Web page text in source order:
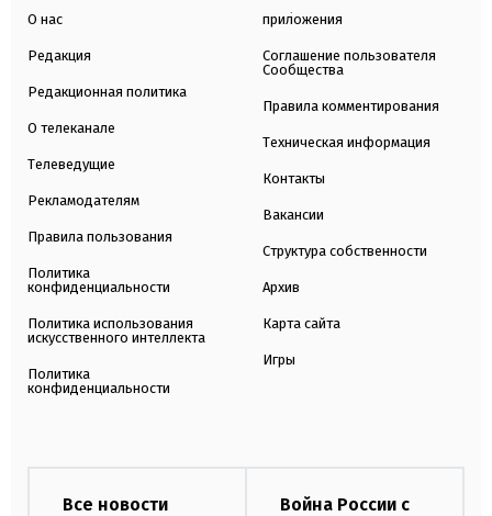
О нас
Редакция
Редакционная политика
О телеканале
Телеведущие
Рекламодателям
Правила пользования
Политика
конфиденциальности
Политика использования
искусственного интеллекта
Политика
конфиденциальности
приложения
Соглашение пользователя
Сообщества
Правила комментирования
Техническая информация
Контакты
Вакансии
Структура собственности
Архив
Карта сайта
Игры
Все новости
Война России с